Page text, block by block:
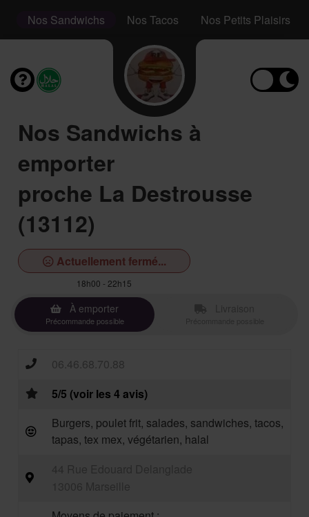
Nos Sandwichs Nos Tacos Nos Petits Plaisirs
Nos Sandwichs à
emporter
proche La Destrousse
(13112)
Actuellement fermé...
18h00 - 22h15
À emporter
Précommande possible
06.46.68.70.88
5/5 (voir les 4 avis)
Burgers, poulet frit, salades, sandwiches, tacos,
tapas, tex mex, végétarien, halal